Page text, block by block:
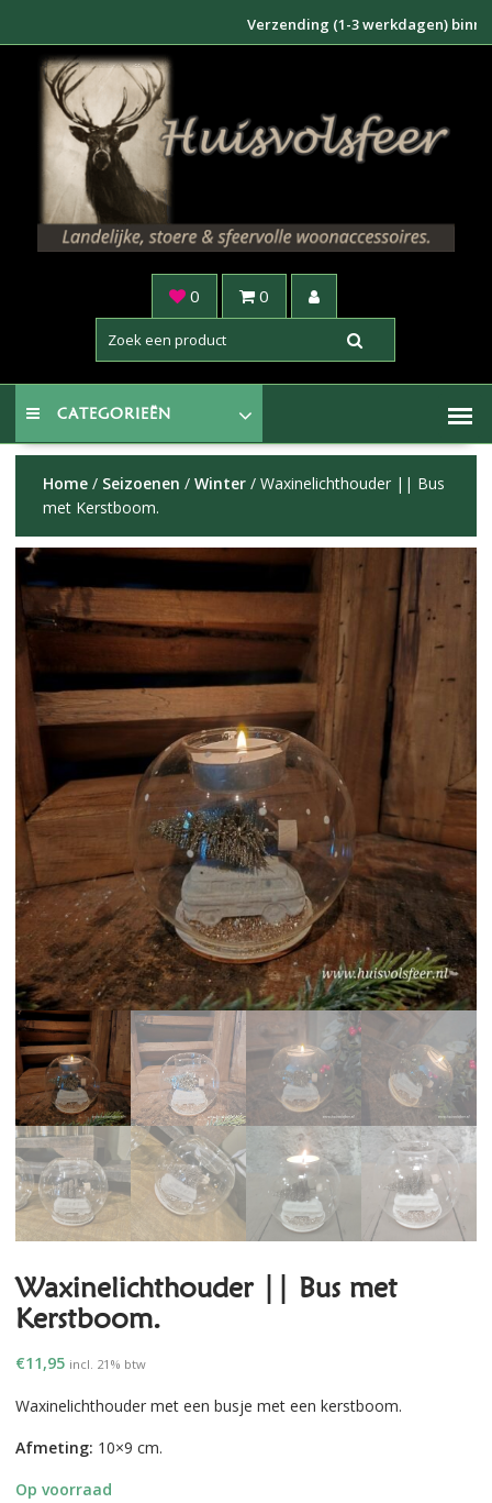
inhoud
Verzending (1-3 werkdagen) binnen
0 0
CATEGORIEËN
Home/ Seizoenen / Winter/ Waxinelichthouder || Bus
met Kerstboom.
Waxinelichthouder || Bus met
Kerstboom.
€11,95 incl. 21% btw
Waxinelichthouder met een busje met een kerstboom.
Afmeting: 10×9 cm.
Op voorraad